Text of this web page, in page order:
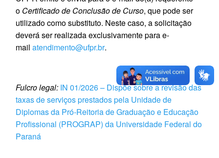
o Certificado de Conclusão de Curso, que pode ser
utilizado como substituto. Neste caso, a solicitação
deverá ser realizada exclusivamente para e-
mailatendimento@ufpr.br.
Fulcro legal: IN 01/2026 – Dispõe sobre a revisão das
taxas de serviços prestados pela Unidade de
Diplomas da Pró-Reitoria de Graduação e Educação
Profissional (PROGRAP) da Universidade Federal do
Paraná